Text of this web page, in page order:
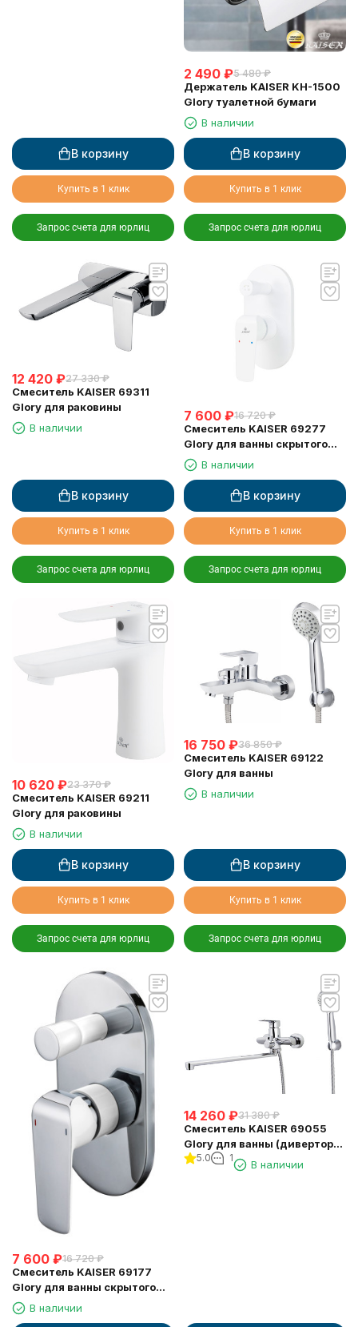
В корзину
Купить в 1 клик
Запрос счета для юрлиц
2 490 ₽5 480 ₽
Держатель KAISER KH-1500
Glory туалетной бумаги
В наличии
В корзину
Купить в 1 клик
Запрос счета для юрлиц
12 420 ₽27 330 ₽
Смеситель KAISER 69311
Glory для раковины
В наличии
В корзину
Купить в 1 клик
Запрос счета для юрлиц
7 600 ₽16 720 ₽
Смеситель KAISER 69277
Glory для ванны скрытого
монтажа белый глянец
В наличии
В корзину
Купить в 1 клик
Запрос счета для юрлиц
10 620 ₽23 370 ₽
Смеситель KAISER 69211
Glory для раковины
В наличии
В корзину
Купить в 1 клик
Запрос счета для юрлиц
16 750 ₽36 850 ₽
Смеситель KAISER 69122
Glory для ванны
В наличии
В корзину
Купить в 1 клик
Запрос счета для юрлиц
7 600 ₽16 720 ₽
Смеситель KAISER 69177
Glory для ванны скрытого
монтажа
В наличии
14 260 ₽31 380 ₽
Смеситель KAISER 69055
Glory для ванны (дивертор
6057)
5.0 1
В наличии